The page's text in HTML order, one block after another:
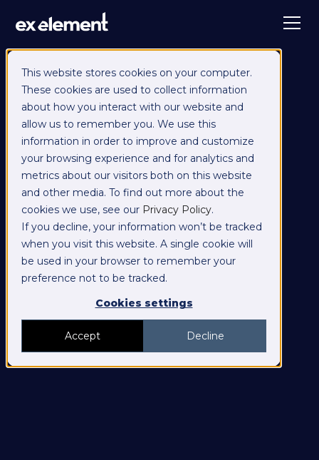
This website stores cookies on your computer.
These cookies are used to collect information
about how you interact with our website and
allow us to remember you. We use this
information in order to improve and customize
your browsing experience and for analytics and
metrics about our visitors both on this website
and other media. To find out more about the
cookies we use, see our Privacy Policy.
If you decline, your information won’t be tracked
when you visit this website. A single cookie will
be used in your browser to remember your
preference not to be tracked.
Cookies settings
Accept Decline